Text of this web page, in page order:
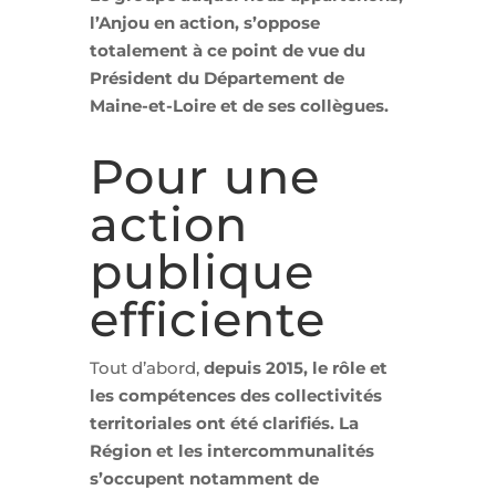
l’Anjou en action, s’oppose
totalement à ce point de vue du
Président du Département de
Maine-et-Loire et de ses collègues.
Pour une
action
publique
efficiente
Tout d’abord,depuis 2015, le rôle et
les compétences des collectivités
territoriales ont été clarifiés. La
Région et les intercommunalités
s’occupent notamment de